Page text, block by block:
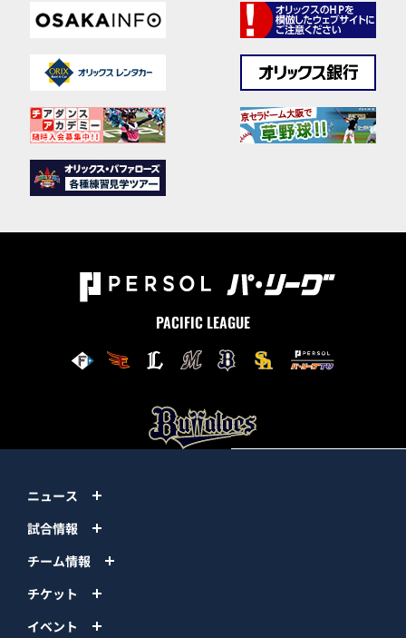
PACIFIC LEAGUE
ニュース
試合情報
チーム情報
チケット
イベント